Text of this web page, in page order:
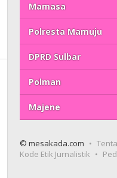
Mamasa
Polresta Mamuju
DPRD Sulbar
Polman
Majene
© mesakada.com
Kode Etik Jurnalistik